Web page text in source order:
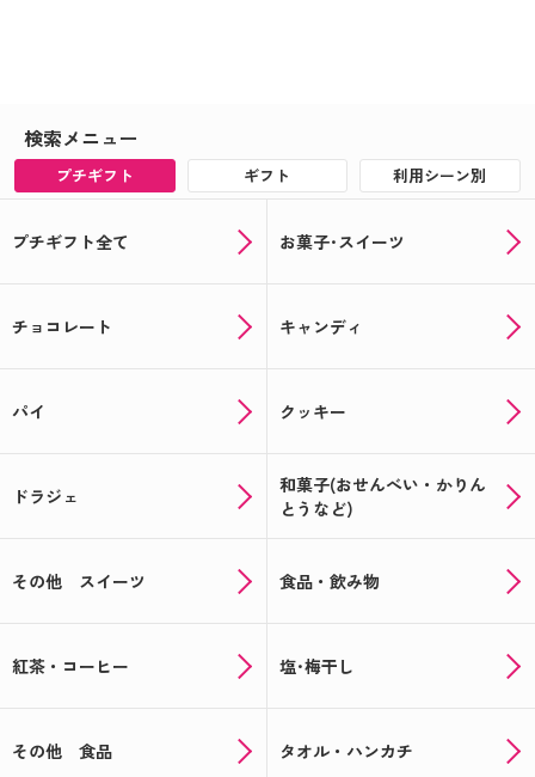
検索メニュー
プチギフト ギフト 利用シーン別
プチギフト全て お菓子･スイーツ
チョコレート キャンディ
パイ クッキー
ドラジェ
和菓子(おせんべい・かりん
とうなど)
その他 スイーツ 食品・飲み物
紅茶・コーヒー 塩･梅干し
その他 食品 タオル・ハンカチ